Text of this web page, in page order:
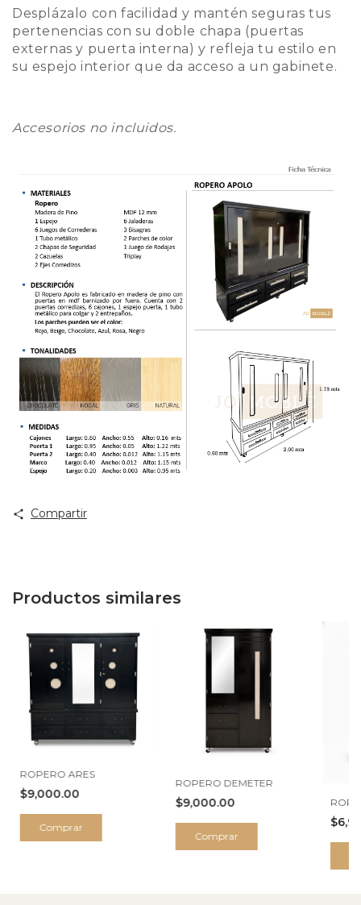
Desplázalo con facilidad y mantén seguras tus
pertenencias con su doble chapa (puertas
externas y puerta interna) y refleja tu estilo en
su espejo interior que da acceso a un gabinete.
Accesorios no incluidos.
Compartir
Productos similares
ROPERO ARES
$9,000.00
Comprar
ROPERO DEMETER
$9,000.00
Comprar